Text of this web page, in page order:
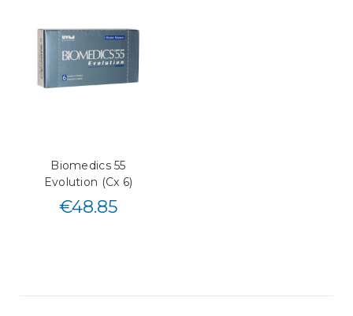
Biomedics 55
Evolution (Cx 6)
€48.85